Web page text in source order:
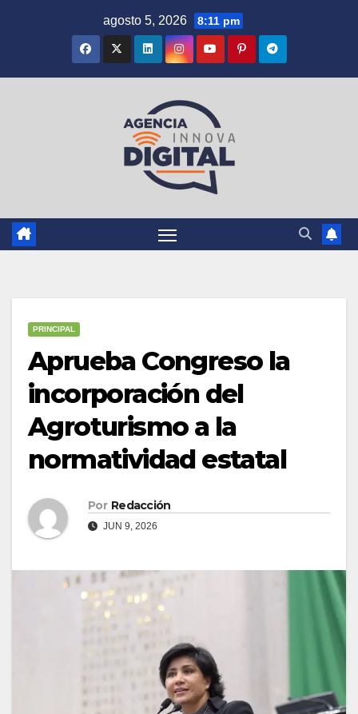
agosto 5, 2026 8:11 pm
PRINCIPAL
Aprueba Congreso la
incorporación del
Agroturismo a la
normatividad estatal
Por Redacción
JUN 9, 2026